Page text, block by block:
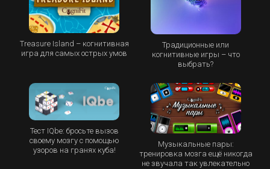
Treasure Island – когнитивная
игра для самых острых умов
Традиционные или
когнитивные игры – что
выбрать?
Тест IQbe: бросьте вызов
своему мозгу с помощью
узоров на гранях куба!
Музыкальные пары:
тренировка мозга ещё никогда
не звучала так увлекательно